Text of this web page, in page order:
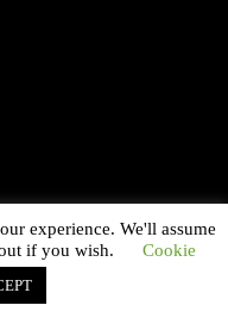
experience. We'll assume
if you wish.
Cookie